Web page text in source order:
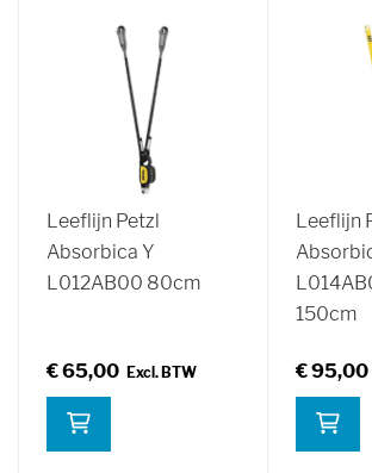
Leeflijn Petzl
Absorbica Y
L012AB00 80cm
€ 65,00
Leeflijn
150cm
€ 95,00